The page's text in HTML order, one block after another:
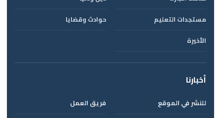
مستجدات التعليم
حوادث وقضايا
الأخيرة
أخبارنا
للنشر في الموقع
فريق العمل